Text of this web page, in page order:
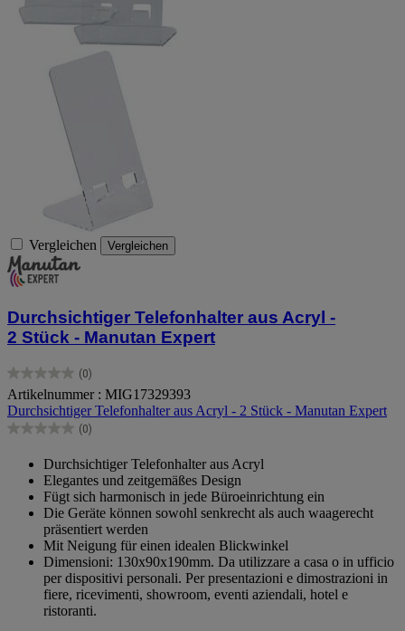
Vergleichen Vergleichen
Durchsichtiger Telefonhalter aus Acryl -
2 Stück - Manutan Expert
(0)
0.0
von
5
Sternen.
Artikelnummer : MIG17329393
Durchsichtiger Telefonhalter aus Acryl - 2 Stück - Manutan Expert
(0)
0.0
Sternen.
Durchsichtiger Telefonhalter aus Acryl
Elegantes und zeitgemäßes Design
Fügt sich harmonisch in jede Büroeinrichtung ein
Die Geräte können sowohl senkrecht als auch waagerecht
präsentiert werden
Mit Neigung für einen idealen Blickwinkel
Dimensioni: 130x90x190mm. Da utilizzare a casa o in ufficio
per dispositivi personali. Per presentazioni e dimostrazioni in
fiere, ricevimenti, showroom, eventi aziendali, hotel e
ristoranti.